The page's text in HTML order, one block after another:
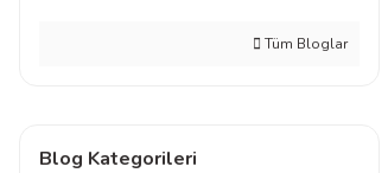
Tüm Bloglar
Blog Kategorileri